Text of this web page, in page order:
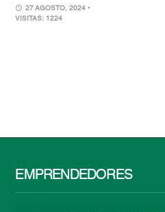
27 AGOSTO, 2024 •
VISITAS: 1224
EMPRENDEDORES